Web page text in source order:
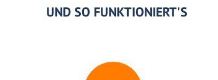
UND SO FUNKTIONIERT'S